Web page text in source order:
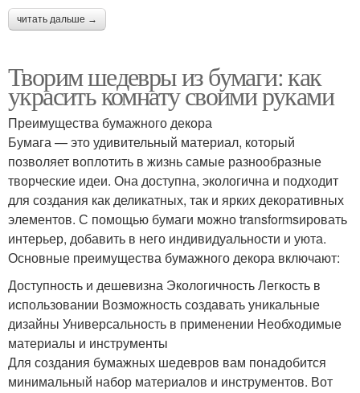
читать дальше →
Творим шедевры из бумаги: как
украсить комнату своими руками
Преимущества бумажного декора
Бумага — это удивительный материал, который
позволяет воплотить в жизнь самые разнообразные
творческие идеи. Она доступна, экологична и подходит
для создания как деликатных, так и ярких декоративных
элементов. С помощью бумаги можно transformsировать
интерьер, добавить в него индивидуальности и уюта.
Основные преимущества бумажного декора включают:
Доступность и дешевизна Экологичность Легкость в
использовании Возможность создавать уникальные
дизайны Универсальность в применении Необходимые
материалы и инструменты
Для создания бумажных шедевров вам понадобится
минимальный набор материалов и инструментов. Вот